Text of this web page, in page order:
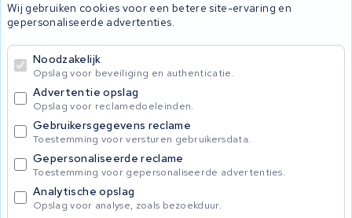
Wij gebruiken cookies voor een betere site-ervaring en
gepersonaliseerde advertenties.
Noodzakelijk
Opslag voor beveiliging en authenticatie.
Advertentie opslag
Opslag voor reclamedoeleinden.
Gebruikersgegevens reclame
Toestemming voor versturen gebruikersdata.
Gepersonaliseerde reclame
Toestemming voor gepersonaliseerde advertenties.
Analytische opslag
Opslag voor analyse, zoals bezoekduur.
Onherstelbaar
© 2026 KWS Seuren
Algemene Voorwaarden
Privacybeleid